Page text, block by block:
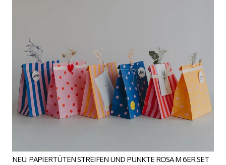
NEU: PAPIERTÜTEN STREIFEN UND PUNKTE ROSA M 6ER SET